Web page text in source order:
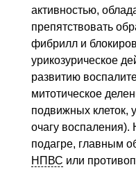
активностью,
препятствовать
фибрилл и
урикозурическое
развитию
митотическое
подвижных клеток,
очагу воспаления).
подагре, главным
НПВС или